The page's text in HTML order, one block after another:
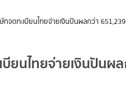
ทจดทะเบียนไทยจ่ายเงินปันผลกว่า
ยนไทยจ่ายเงินปันผ